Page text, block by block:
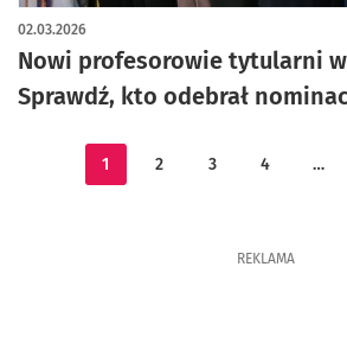
Nowi profesorowie tytularni
Sprawdź, kto odebrał
02.03.2026
1 2 3 4 …
REKLAMA